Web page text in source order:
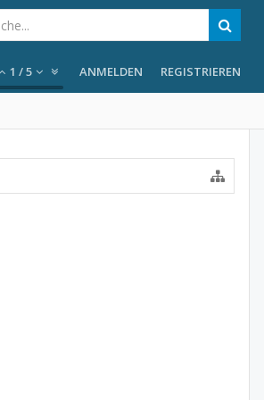
1 /5 ANMELDEN REGISTRIEREN